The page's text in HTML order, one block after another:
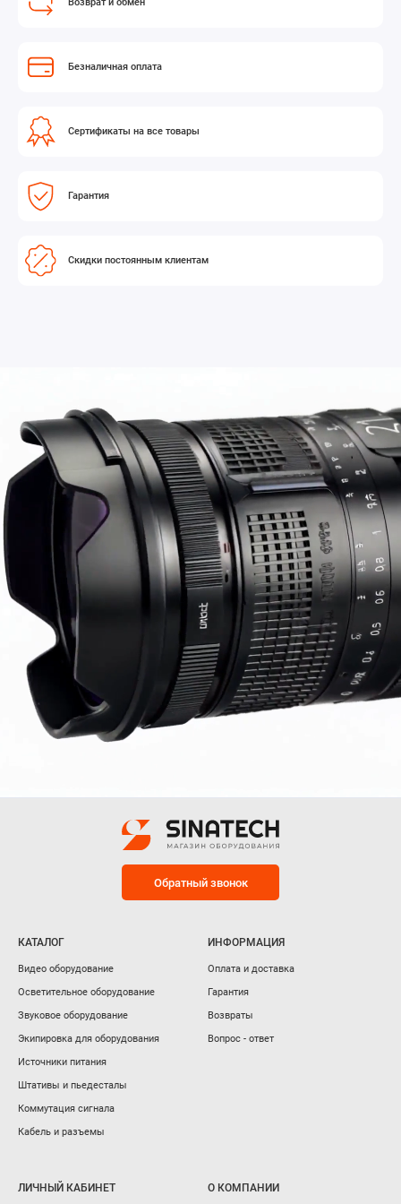
Безналичная оплата
Сертификаты на все товары
Гарантия
Скидки постоянным клиентам
Обратный звонок
КАТАЛОГ
Видео оборудование
Осветительное оборудование
Звуковое оборудование
Экипировка для оборудования
Источники питания
Штативы и пьедесталы
Коммутация сигнала
Кабель и разъемы
ИНФОРМАЦИЯ
Оплата и доставка
Гарантия
Возвраты
Вопрос - ответ
ЛИЧНЫЙ КАБИНЕТ О КОМПАНИИ